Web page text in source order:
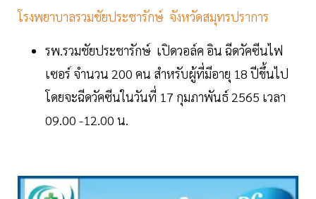
โรงพยาบาลรวมชัยประชารักษ์ จังหวัดสมุทรปราการ
รพ.รวมชัยประชารักษ์ เปิดวอล์ค อิน ฉีดวัคซีนไฟ
เซอร์ จำนวน 200 คน สำหรับผู้ที่มีอายุ 18 ปีขึ้นไป
โดยจะฉีดวัคซีนในวันที่ 17 กุมภาพันธ์ 2565 เวลา
09.00 -12.00 น.